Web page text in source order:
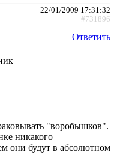
22/01/2009 17:31:32
#731896
Ответить
"воробышков".
никакого
они будут в абсолютном